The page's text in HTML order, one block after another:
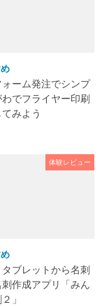
ォーム発注でシンプ
でフライヤー印刷
みよう
体験レビュー
ブレットから名刺
作成アプリ「みん
」